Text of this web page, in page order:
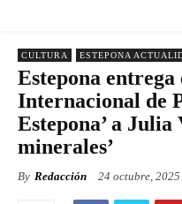
CULTURA ESTEPONA
Estepona
Internacional de
Estepona’ a
minerales’
By Redacción 24 octubre, 2025